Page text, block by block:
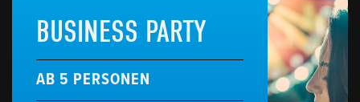
BUSINESS PARTY
AB 5 PERSONEN